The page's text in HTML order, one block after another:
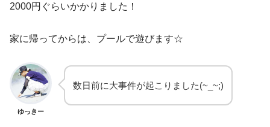
2000円ぐらいかかりました！
家に帰ってからは、プールで遊びます☆
ゆっきー
数日前に大事件が起こりました(~_~;)